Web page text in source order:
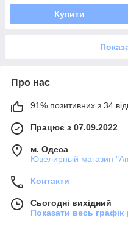
Купити
Про нас
91% позитивних з 34
Працює з 07.09.2022
м. Одеса
Ювелирный магазин
Контакти
Сьогодні вихідний
Показати весь графік